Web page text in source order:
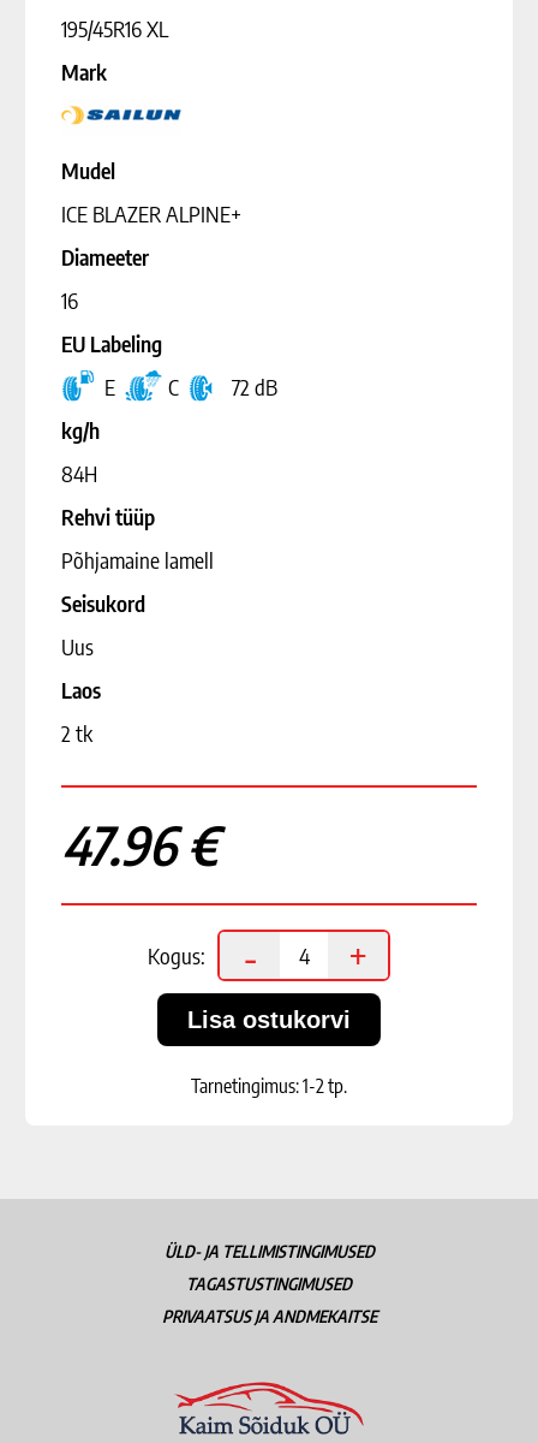
195/45R16 XL
Mark
Mudel
ICE BLAZER ALPINE+
Diameeter
16
EU Labeling
E
C
72 dB
kg/h
84H
Rehvi tüüp
Põhjamaine lamell
Seisukord
Uus
Laos
2 tk
47.96 €
Kogus: - +
Tarnetingimus: 1-2 tp.
ÜLD- JA TELLIMISTINGIMUSED
TAGASTUSTINGIMUSED
PRIVAATSUS JA ANDMEKAITSE